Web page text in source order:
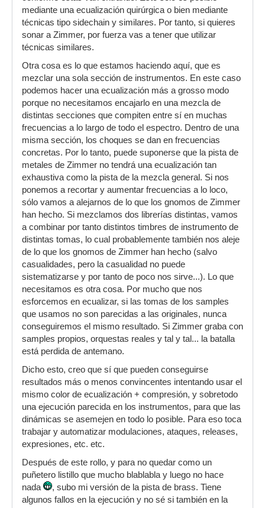
Pero al hacerlo, siempre me da la sensación de
que le quita mucho cuerpo al sonido si resto
graves o subgraves y sobretodo pierde
presencia si atenúo los agudos. La sensación
que tengo al hacerlo es que estoy
empobreciendo el sonido en lugar de hacerlo
más realista. Posiblemente estoy yendo en
contra de la mezcla fijándome tanto en el sonido
del instrumento individualmente, posiblemente
es fruto de una sensación traicionada por el
subconsciente que me está diciendo "¿no te da
pena prescindir de tanto material sonoro, en una
librería tan bien grabada, tan realista, tan cara,
realizada por profesionales y tú que no tienes ni
idea de mezcla te pones a retocar, a eliminar
frecuencias y a saber la que lías?". Bueno... algo
así creo que oigo cuando lo hago.
mediante una ecualización quirúrgica o bien mediante
técnicas tipo sidechain y similares. Por tanto, si quieres
sonar a Zimmer, por fuerza vas a tener que utilizar
técnicas similares.
Otra cosa es lo que estamos haciendo aquí, que es
mezclar una sola sección de instrumentos. En este caso
podemos hacer una ecualización más a grosso modo
porque no necesitamos encajarlo en una mezcla de
distintas secciones que compiten entre sí en muchas
frecuencias a lo largo de todo el espectro. Dentro de una
misma sección, los choques se dan en frecuencias
concretas. Por lo tanto, puede suponerse que la pista de
metales de Zimmer no tendrá una ecualización tan
exhaustiva como la pista de la mezcla general. Si nos
ponemos a recortar y aumentar frecuencias a lo loco,
sólo vamos a alejarnos de lo que los gnomos de Zimmer
han hecho. Si mezclamos dos librerías distintas, vamos
a combinar por tanto distintos timbres de instrumento de
distintas tomas, lo cual probablemente también nos aleje
de lo que los gnomos de Zimmer han hecho (salvo
casualidades, pero la casualidad no puede
sistematizarse y por tanto de poco nos sirve...). Lo que
necesitamos es otra cosa. Por mucho que nos
esforcemos en ecualizar, si las tomas de los samples
que usamos no son parecidas a las originales, nunca
conseguiremos el mismo resultado. Si Zimmer graba con
samples propios, orquestas reales y tal y tal... la batalla
está perdida de antemano.
Dicho esto, creo que sí que pueden conseguirse
resultados más o menos convincentes intentando usar el
mismo color de ecualización + compresión, y sobretodo
una ejecución parecida en los instrumentos, para que las
dinámicas se asemejen en todo lo posible. Para eso toca
trabajar y automatizar modulaciones, ataques, releases,
expresiones, etc. etc.
Después de este rollo, y para no quedar como un
puñetero listillo que mucho blablabla y luego no hace
nada
, subo mi versión de la pista de brass. Tiene
algunos fallos en la ejecución y no sé si también en la